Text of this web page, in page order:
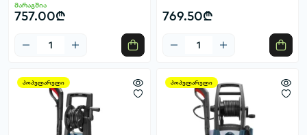
მარაგშია
757.00₾ 769.50₾
პოპულარული პოპულარული